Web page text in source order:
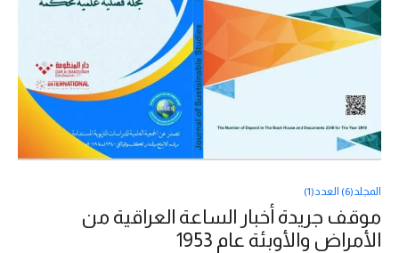
المجلد(6) العدد(1)
موقف جريدة أخبار الساعة العراقية من
الأمراض والأوبئة عام 1953